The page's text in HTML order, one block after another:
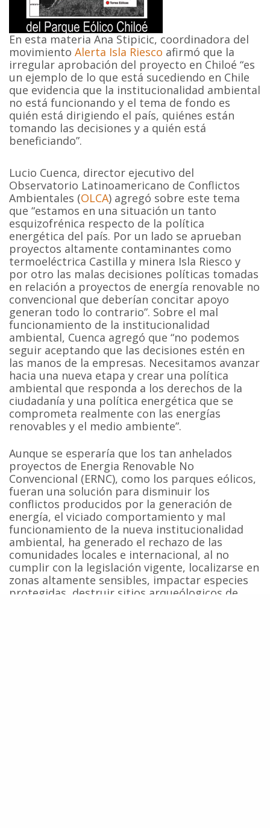
En esta materia Ana Stipicic, coordinadora del
movimiento Alerta Isla Riesco afirmó que la
irregular aprobación del proyecto en Chiloé “es
un ejemplo de lo que está sucediendo en Chile
que evidencia que la institucionalidad ambiental
no está funcionando y el tema de fondo es
quién está dirigiendo el país, quiénes están
tomando las decisiones y a quién está
beneficiando”.
Lucio Cuenca, director ejecutivo del
Observatorio Latinoamericano de Conflictos
Ambientales (OLCA) agregó sobre este tema
que “estamos en una situación un tanto
esquizofrénica respecto de la política
energética del país. Por un lado se aprueban
proyectos altamente contaminantes como
termoeléctrica Castilla y minera Isla Riesco y
por otro las malas decisiones políticas tomadas
en relación a proyectos de energía renovable no
convencional que deberían concitar apoyo
generan todo lo contrario”. Sobre el mal
funcionamiento de la institucionalidad
ambiental, Cuenca agregó que “no podemos
seguir aceptando que las decisiones estén en
las manos de la empresas. Necesitamos avanzar
hacia una nueva etapa y crear una política
ambiental que responda a los derechos de la
ciudadanía y una política energética que se
comprometa realmente con las energías
renovables y el medio ambiente”.
Aunque se esperaría que los tan anhelados
proyectos de Energia Renovable No
Convencional (ERNC), como los parques eólicos,
fueran una solución para disminuir los
conflictos producidos por la generación de
energía, el viciado comportamiento y mal
funcionamiento de la nueva institucionalidad
ambiental, ha generado el rechazo de las
comunidades locales e internacional, al no
cumplir con la legislación vigente, localizarse en
zonas altamente sensibles, impactar especies
protegidas, destruir sitios arqueólogicos de